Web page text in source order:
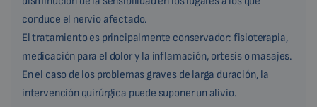
conduce el nervio afectado.
El tratamiento es principalmente conservador: fisioterapia,
medicación para el dolor y la inflamación, ortesis o masajes.
En el caso de los problemas graves de larga duración, la
intervención quirúrgica puede suponer un alivio.